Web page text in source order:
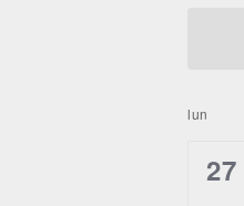
lun
0
27